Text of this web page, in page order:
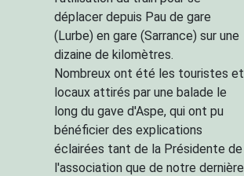
déplacer depuis Pau de gare
(Lurbe) en gare (Sarrance) sur une
dizaine de kilomètres.
Nombreux ont été les touristes et
locaux attirés par une balade le
long du gave d'Aspe, qui ont pu
bénéficier des explications
éclairées tant de la Présidente de
l'association que de notre dernière